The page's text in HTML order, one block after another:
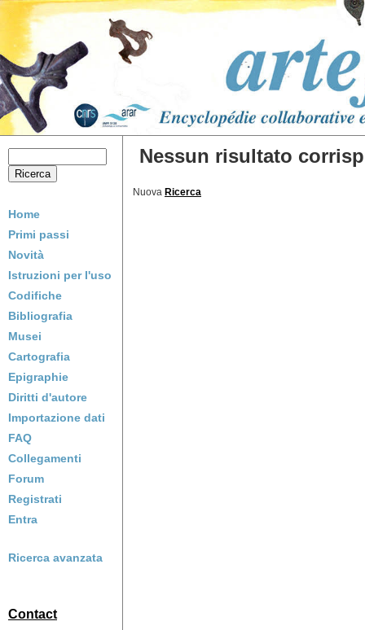
Home
Primi passi
Novità
Istruzioni per l'uso
Codifiche
Bibliografia
Musei
Cartografia
Epigraphie
Diritti d'autore
Importazione dati
FAQ
Collegamenti
Forum
Registrati
Entra
Ricerca avanzata
Contact
Nessun risultato
Nuova Ricerca